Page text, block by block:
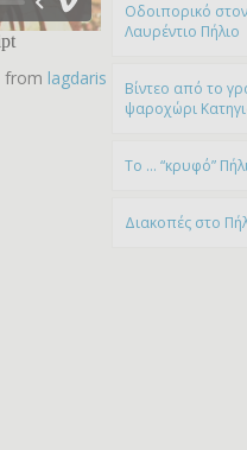
from lagdaris
Οδοιπορικό
Λαυρέντιο Πήλιο
Βίντεο από το
ψαροχώρι
To … “κρυφό”
Διακοπές στο